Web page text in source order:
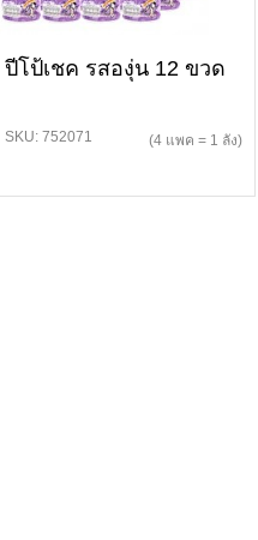
ปีโป้เชค รสองุ่น 12 ขวด
SKU: 752071 (4 แพค = 1 ลัง)